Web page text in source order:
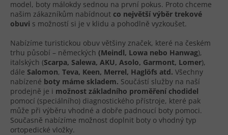
model, boty málokdy sednou na první pokus. Proto chceme
našim zákazníkům nabídnout co největší výběr trekové
obuvi s možností si je v klidu a pohodlně vyzkoušet.
Nabízíme turistickou obuv většiny značek, které na českém
trhu působí – německých (Meindl, Lowa nebo Hanwag),
italských (Scarpa, Salewa, AKU, Asolo, Garmont, Lomer),
dále Salomon, Teva, Keen, Merrel, Haglöfs atd. Všechny
nabízené boty máme skladem. Součástí služby na naší
prodejně je i možnost základního proměření chodidel
pomocí (speciálního) diagnostického přístroje, které pak
může při výběru vhodné a dobře padnoucí boty pomoci.
Současně nabízíme možnost doplnit boty o vhodný typ
ortopedické vložky.